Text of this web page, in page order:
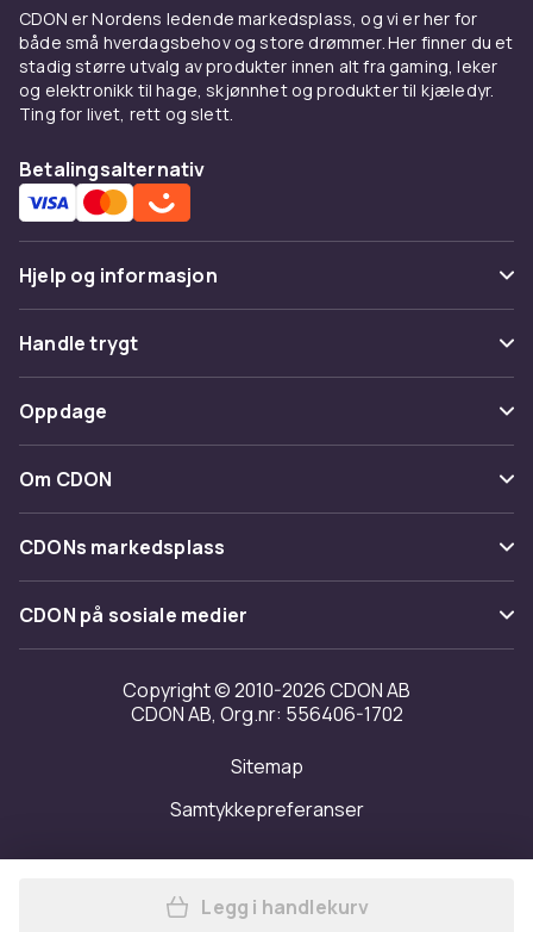
CDON er Nordens ledende markedsplass, og vi er her for
både små hverdagsbehov og store drømmer. Her finner du et
stadig større utvalg av produkter innen alt fra gaming, leker
og elektronikk til hage, skjønnhet og produkter til kjæledyr.
Ting for livet, rett og slett.
Betalingsalternativ
Hjelp og informasjon
Vanlige spørsmål
Spor pakke
Angre & returner her
Kontakt oss
Handle trygt
Betaling
Levering
Tilbakekallinger
Oppdage
Kategorier
Varemerker
Om CDON
Om oss
Kundeanmeldelser
Jobbe på CDON
Investor relations
Tilgjengelighet
CDONs markedsplass
Merchant Help Center
CDON på sosiale medier
Copyright © 2010-2026 CDON AB
CDON AB, Org.nr: 556406-1702
Sitemap
Samtykkepreferanser
Legg FM-sender Extra
Legg i handlekurv